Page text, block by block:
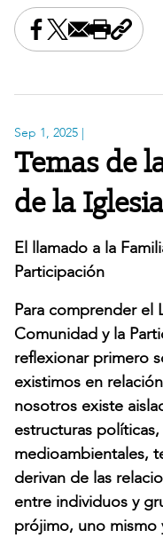
Share this on
Share this on X
Share this by
Print this
Copy
Sep 1, 2025 |
Temas de
de la Iglesia
El llamado a la
Participación
Para comprender el
Comunidad y la
reflexionar primero
existimos en
nosotros existe
estructuras
medioambientales,
derivan de las
entre individuos y
prójimo, uno mismo